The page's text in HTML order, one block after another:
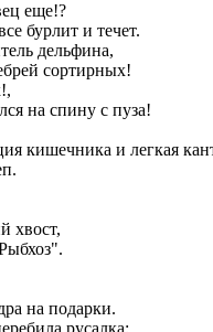
еще!?
бурлит и течет.
дельфина,
сортирных!
на спину с пуза!
кишечника и легкая
хвост,
на подарки.
русалка: